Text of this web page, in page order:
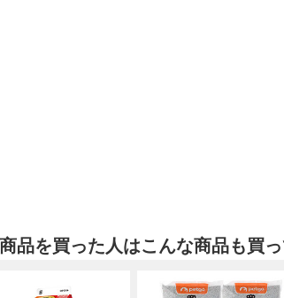
品を買った人はこんな商品も買